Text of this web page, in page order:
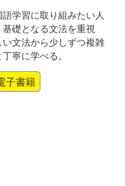
学習に取り組みたい人
基礎となる文法を重視
い文法から少しずつ複雑
寧に学べる。
子書籍